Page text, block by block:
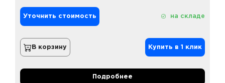
Уточнить стоимость на складе
В корзину Купить в 1 клик
Подробнее